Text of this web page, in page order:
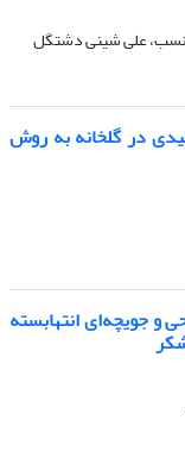
علی شینی دشتگل
در گلخانه به روش
و جویچه‌ای انتهابسته